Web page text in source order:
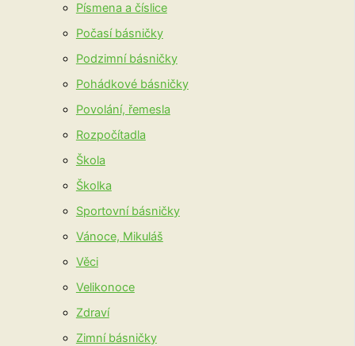
Písmena a číslice
Počasí básničky
Podzimní básničky
Pohádkové básničky
Povolání, řemesla
Rozpočítadla
Škola
Školka
Sportovní básničky
Vánoce, Mikuláš
Věci
Velikonoce
Zdraví
Zimní básničky